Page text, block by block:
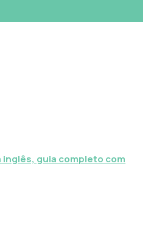
inglês, guia completo com